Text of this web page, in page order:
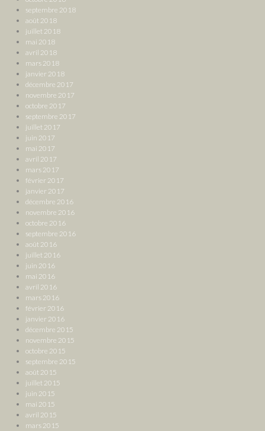
septembre 2018
août 2018
juillet 2018
mai 2018
avril 2018
mars 2018
janvier 2018
décembre 2017
novembre 2017
octobre 2017
septembre 2017
juillet 2017
juin 2017
mai 2017
avril 2017
mars 2017
février 2017
janvier 2017
décembre 2016
novembre 2016
octobre 2016
septembre 2016
août 2016
juillet 2016
juin 2016
mai 2016
avril 2016
mars 2016
février 2016
janvier 2016
décembre 2015
novembre 2015
octobre 2015
septembre 2015
août 2015
juillet 2015
juin 2015
mai 2015
avril 2015
mars 2015